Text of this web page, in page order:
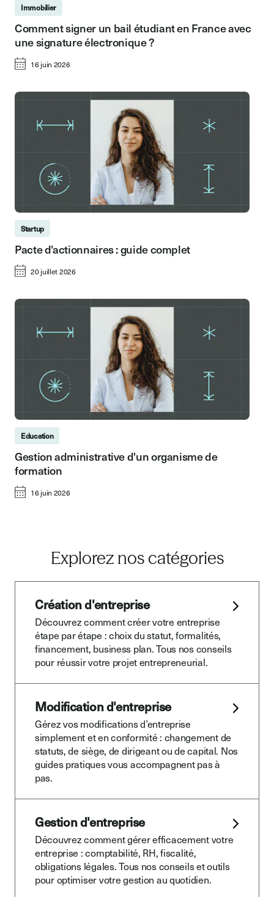
Immobilier
Comment signer un bail étudiant en France avec
une signature électronique ?
16 juin 2026
Startup
Pacte d'actionnaires : guide complet
20 juillet 2026
Education
Gestion administrative d'un organisme de
formation
16 juin 2026
Explorez nos catégories
Création d'entreprise
Découvrez comment créer votre entreprise
étape par étape : choix du statut, formalités,
financement, business plan. Tous nos conseils
pour réussir votre projet entrepreneurial.
Modification d'entreprise
Gérez vos modifications d’entreprise
simplement et en conformité : changement de
statuts, de siège, de dirigeant ou de capital. Nos
guides pratiques vous accompagnent pas à
pas.
Gestion d'entreprise
Découvrez comment gérer efficacement votre
entreprise : comptabilité, RH, fiscalité,
obligations légales. Tous nos conseils et outils
pour optimiser votre gestion au quotidien.